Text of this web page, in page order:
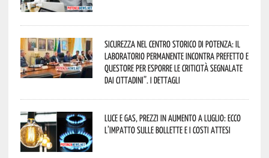
Sicurezza nel Centro Storico di Potenza: il
Laboratorio Permanente incontra Prefetto e
Questore per esporre le criticità segnalate
dai cittadini”. I dettagli
Luce e gas, prezzi in aumento a luglio: ecco
l’impatto sulle bollette e i costi attesi